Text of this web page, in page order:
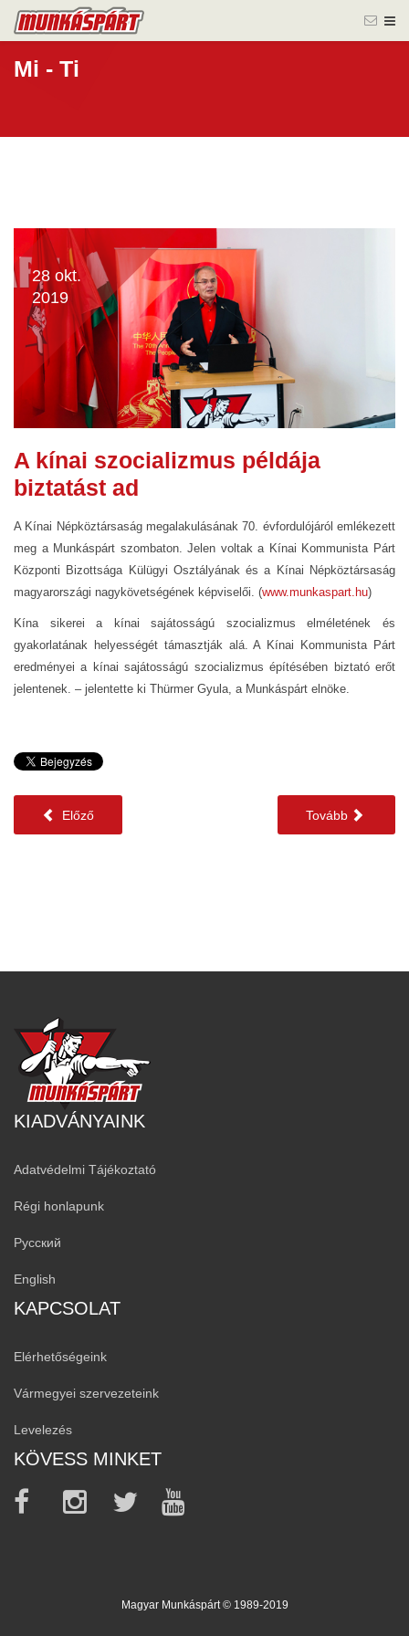
Mi - Ti
28 okt.
2019
A kínai szocializmus példája
biztatást ad
A Kínai Népköztársaság megalakulásának 70. évfordulójáról emlékezett
meg a Munkáspárt szombaton. Jelen voltak a Kínai Kommunista Párt
Központi Bizottsága Külügyi Osztályának és a Kínai Népköztársaság
magyarországi nagykövetségének képviselői. (www.munkaspart.hu)
Kína sikerei a kínai sajátosságú szocializmus elméletének és
gyakorlatának helyességét támasztják alá. A Kínai Kommunista Párt
eredményei a kínai sajátosságú szocializmus építésében biztató erőt
jelentenek. – jelentette ki Thürmer Gyula, a Munkáspárt elnöke.
Előző Tovább
KIADVÁNYAINK
Adatvédelmi Tájékoztató
Régi honlapunk
Русский
English
KAPCSOLAT
Elérhetőségeink
Vármegyei szervezeteink
Levelezés
KÖVESS MINKET
Magyar Munkáspárt © 1989-2019